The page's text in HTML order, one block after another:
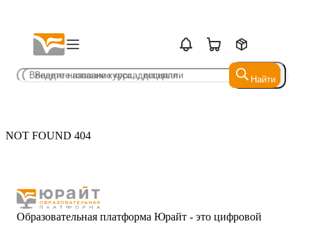
Найти
Найти
NOT FOUND 404
Образовательная платформа Юрайт - это цифровой